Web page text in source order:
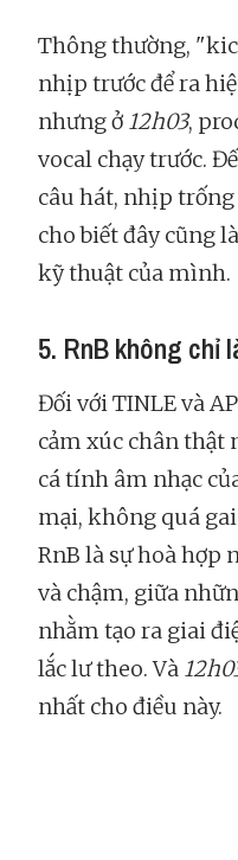
Thông thường,
nhịp trước để ra
nhưng ở 12h03,
vocal chạy trước.
câu hát, nhịp
cho biết đây cũng
kỹ thuật của mình.
5. RnB không chỉ
Đối với TINLE và
cảm xúc chân thật
cá tính âm nhạc
mại, không quá
RnB là sự hoà hợp
và chậm, giữa
nhằm tạo ra giai
lắc lư theo. Và
nhất cho điều này.